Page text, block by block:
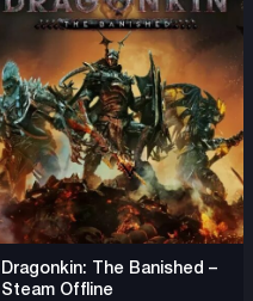
Dragonkin: The Banished –
Steam Offline